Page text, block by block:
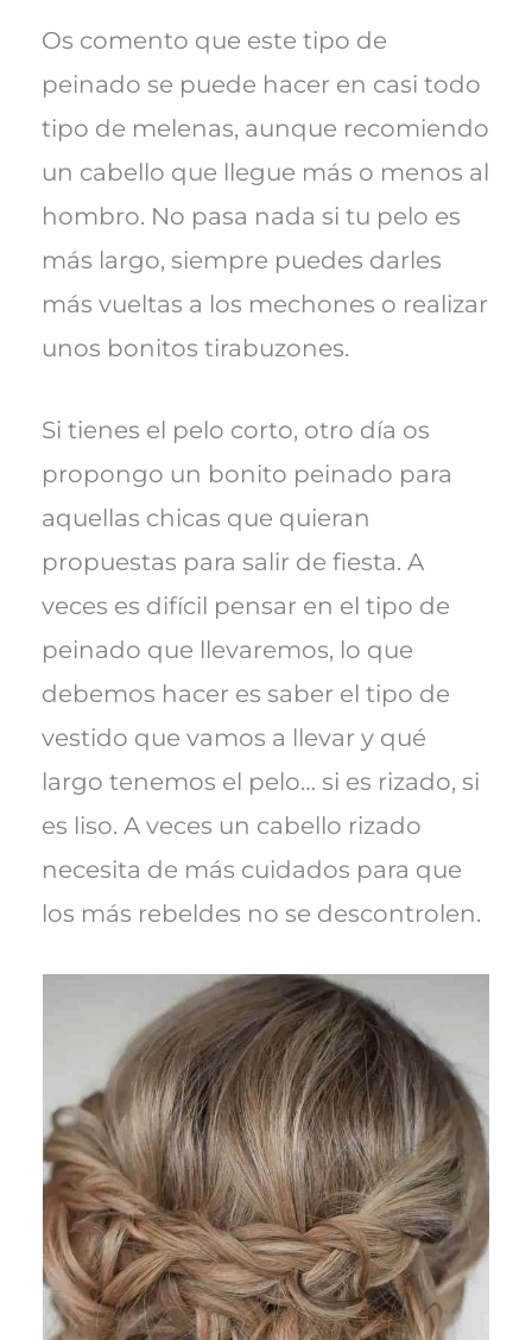
Os comento que este tipo de
peinado se puede hacer en casi todo
tipo de melenas, aunque recomiendo
un cabello que llegue más o menos al
hombro. No pasa nada si tu pelo es
más largo, siempre puedes darles
más vueltas a los mechones o realizar
unos bonitos tirabuzones.
Si tienes el pelo corto, otro día os
propongo un bonito peinado para
aquellas chicas que quieran
propuestas para salir de fiesta. A
veces es difícil pensar en el tipo de
peinado que llevaremos, lo que
debemos hacer es saber el tipo de
vestido que vamos a llevar y qué
largo tenemos el pelo… si es rizado, si
es liso. A veces un cabello rizado
necesita de más cuidados para que
los más rebeldes no se descontrolen.